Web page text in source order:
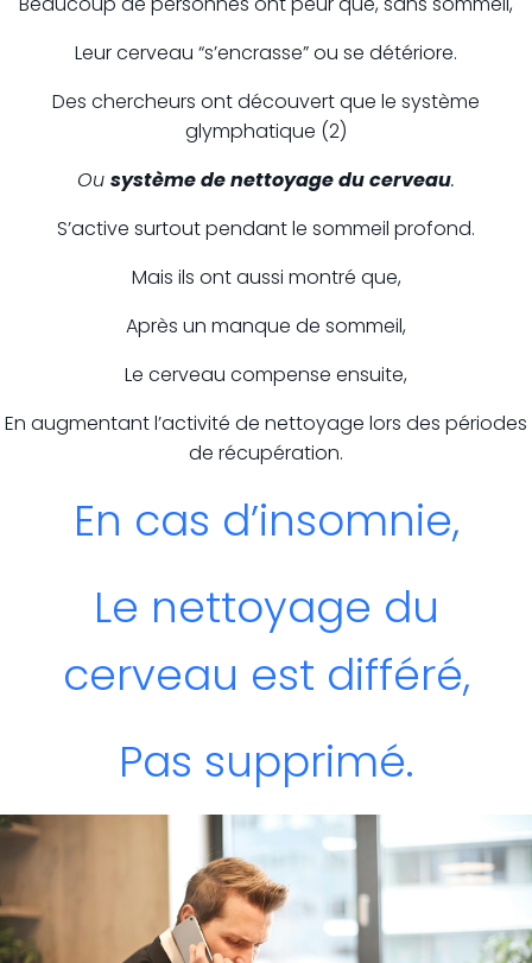
Leur cerveau “s’encrasse” ou se détériore.
Des chercheurs ont découvert que le système
glymphatique (2)
Ou système de nettoyage du cerveau.
S’active surtout pendant le sommeil profond.
Mais ils ont aussi montré que,
Après un manque de sommeil,
Le cerveau compense ensuite,
En augmentant l’activité de nettoyage lors des périodes
de récupération.
En cas d’insomnie,
Le nettoyage du
cerveau est différé,
Pas supprimé.